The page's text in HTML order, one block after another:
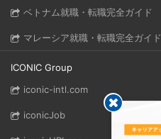
ベトナム就職・転職完全ガイド
マレーシア就職・転職完全ガイド
ICONIC Group
iconic-intl.com
iconicJob